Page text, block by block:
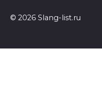
© 2026 Slang-list.ru